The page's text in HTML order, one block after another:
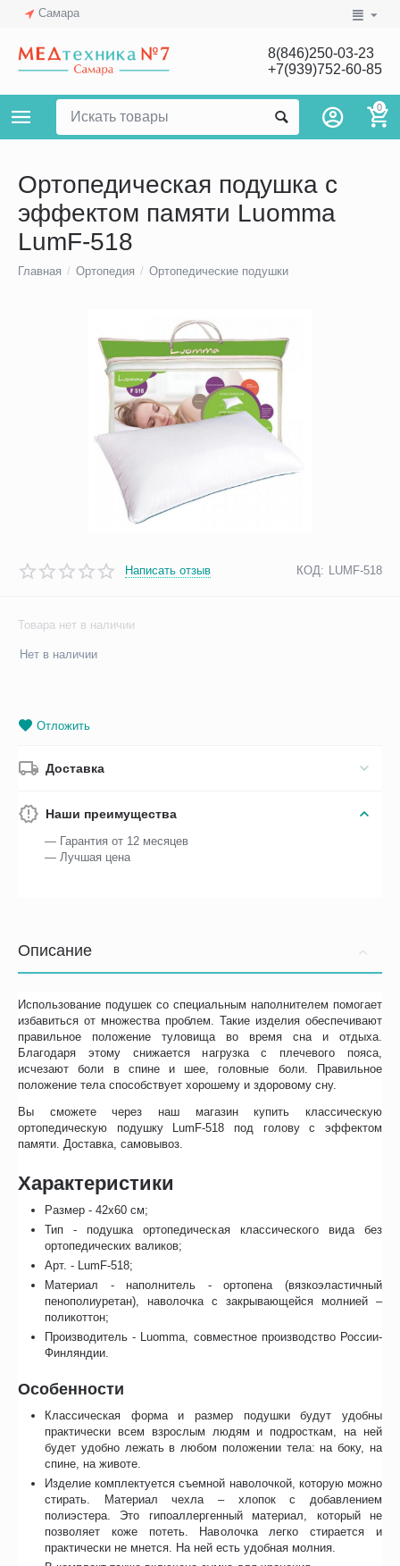
Самара
8(846)250-03-23
+7(939)752-60-85
0
Ортопедическая подушка с
эффектом памяти Luomma
LumF-518
Главная / Ортопедия / Ортопедические подушки
Написать отзыв КОД: LUMF-518
Товара нет в наличии
Нет в наличии
Отложить
Доставка
Наши преимущества
— Гарантия от 12 месяцев
— Лучшая цена
Описание
Использование подушек со специальным наполнителем помогает
избавиться от множества проблем. Такие изделия обеспечивают
правильное положение туловища во время сна и отдыха.
Благодаря этому снижается нагрузка с плечевого пояса,
исчезают боли в спине и шее, головные боли. Правильное
положение тела способствует хорошему и здоровому сну.
Вы сможете через наш магазин купить классическую
ортопедическую подушку LumF-518 под голову с эффектом
памяти. Доставка, самовывоз.
Характеристики
Размер - 42x60 см;
Тип - подушка ортопедическая классического вида без
ортопедических валиков;
Арт. - LumF-518;
Материал - наполнитель - ортопена (вязкоэластичный
пенополиуретан), наволочка с закрывающейся молнией –
поликоттон;
Производитель - Luomma, совместное производство России-
Финляндии.
Особенности
Классическая форма и размер подушки будут удобны
практически всем взрослым людям и подросткам, на ней
будет удобно лежать в любом положении тела: на боку, на
спине, на животе.
Изделие комплектуется съемной наволочкой, которую можно
стирать. Материал чехла – хлопок с добавлением
полиэстера. Это гипоаллергенный материал, который не
позволяет коже потеть. Наволочка легко стирается и
практически не мнется. На ней есть удобная молния.